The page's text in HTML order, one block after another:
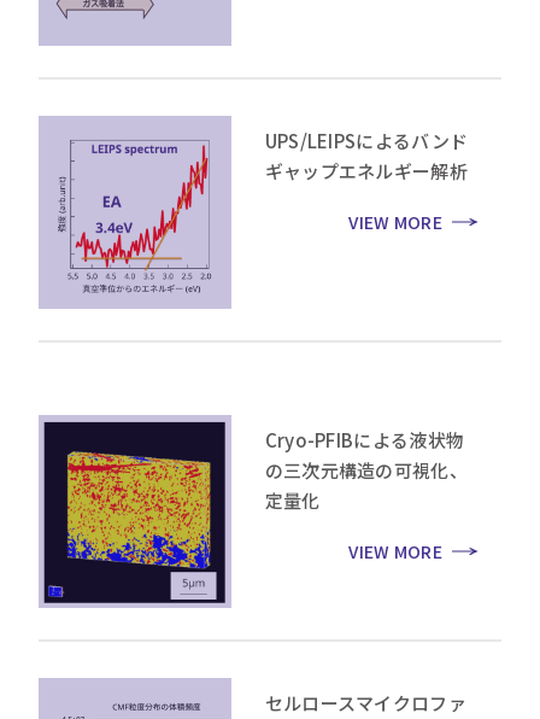
UPS/LEIPSによるバンド
ギャップエネルギー解析
VIEW MORE
Cryo-PFIBによる液状物
の三次元構造の可視化、
定量化
VIEW MORE
セルロースマイクロファ